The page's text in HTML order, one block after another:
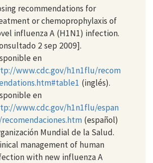
recommendations for
or chemoprophylaxis of
influenza A (H1N1) infection.
2 sep 2009].
en
www.cdc.gov/h1n1flu/recom
(inglés).
en
www.cdc.gov/h1n1flu/espan
(español)
Mundial de la Salud.
management of human
with new influenza A